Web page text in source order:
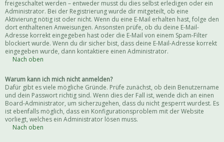
freigeschaltet werden – entweder musst du dies selbst erledigen oder ein
Administrator. Bei der Registrierung wurde dir mitgeteilt, ob eine
Aktivierung nötig ist oder nicht. Wenn du eine E-Mail erhalten hast, folge den
dort enthaltenen Anweisungen. Ansonsten prüfe, ob du deine E-Mail-
Adresse korrekt eingegeben hast oder die E-Mail von einem Spam-Filter
blockiert wurde. Wenn du dir sicher bist, dass deine E-Mail-Adresse korrekt
eingegeben wurde, dann kontaktiere einen Administrator.
Nach oben
Warum kann ich mich nicht anmelden?
Dafür gibt es viele mögliche Gründe. Prüfe zunächst, ob dein Benutzername
und dein Passwort richtig sind. Wenn dies der Fall ist, wende dich an einen
Board-Administrator, um sicherzugehen, dass du nicht gesperrt wurdest. Es
ist ebenfalls möglich, dass ein Konfigurationsproblem mit der Website
vorliegt, welches ein Administrator lösen muss.
Nach oben